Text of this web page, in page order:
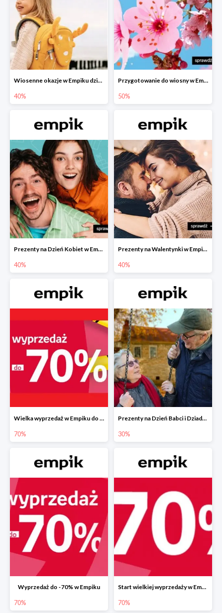
Wiosenne okazje w Empiku dziecko w podróży do -40%
40%
Przygotowanie do wiosny w Empiku - setki produktów do -50%
50%
Prezenty na Dzień Kobiet w Empiku do -40%
40%
Prezenty na Walentynki w Empiku do -40%
40%
Wielka wyprzedaż w Empiku do -70%
70%
Prezenty na Dzień Babci i Dziadka w Empiku do -30%
30%
Wyprzedaż do -70% w Empiku
70%
Start wielkiej wyprzedaży w Empiku do -70%
70%